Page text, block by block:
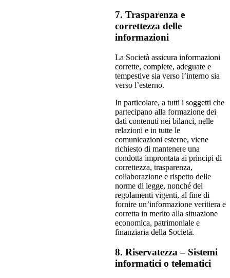
7. Trasparenza e
correttezza delle
informazioni
La Società assicura informazioni
corrette, complete, adeguate e
tempestive sia verso l’interno sia
verso l’esterno.
In particolare, a tutti i soggetti che
partecipano alla formazione dei
dati contenuti nei bilanci, nelle
relazioni e in tutte le
comunicazioni esterne, viene
richiesto di mantenere una
condotta improntata ai principi di
correttezza, trasparenza,
collaborazione e rispetto delle
norme di legge, nonché dei
regolamenti vigenti, al fine di
fornire un’informazione veritiera e
corretta in merito alla situazione
economica, patrimoniale e
finanziaria della Società.
8. Riservatezza – Sistemi
informatici o telematici